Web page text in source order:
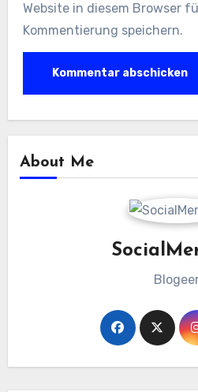
Website in diesem Browser
Kommentierung speichern.
About Me